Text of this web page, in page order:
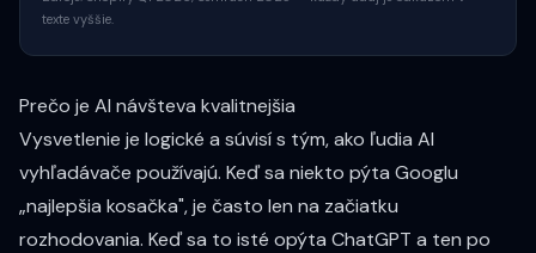
texte vyššie.
Prečo je AI návšteva kvalitnejšia
Vysvetlenie je logické a súvisí s tým, ako ľudia AI
vyhľadávače používajú. Keď sa niekto pýta Googlu
„najlepšia kosačka", je často len na začiatku
rozhodovania. Keď sa to isté opýta ChatGPT a ten po